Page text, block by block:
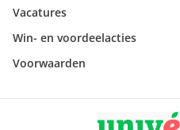
Vacatures
Win- en voordeelacties
Voorwaarden